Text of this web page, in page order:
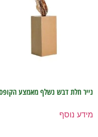
נייר חלת דבש נשלף מאמצע
מידע נוסף